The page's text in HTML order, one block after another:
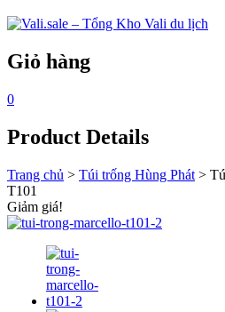
Giỏ hàng
0
Product Details
Trang chủ > Túi trống Hùng Phát >
T101
Giảm giá!